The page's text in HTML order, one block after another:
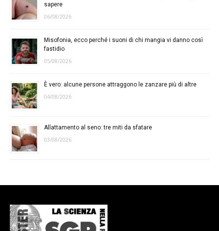
sapere
06/08/2026
Misofonia, ecco perché i suoni di chi mangia vi danno così
fastidio
05/08/2026
È vero: alcune persone attraggono le zanzare più di altre
04/08/2026
Allattamento al seno: tre miti da sfatare
03/08/2026